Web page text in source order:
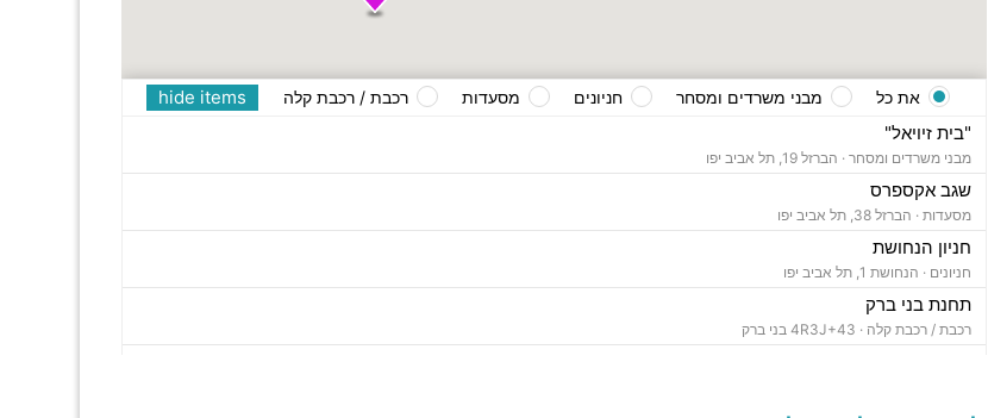
"בית זיויאל"
מבני משרדים ומסחר · הברזל 19, תל אביב יפו
שגב אקספרס
מסעדות · הברזל 38, תל אביב יפו
חניון הנחושת
חניונים · הנחושת 1, תל אביב יפו
תחנת בני ברק
רכבת / רכבת קלה ·
hide items את כל מבני משרדים ומסחר חניונים מסעדות רכבת / רכבת קלה